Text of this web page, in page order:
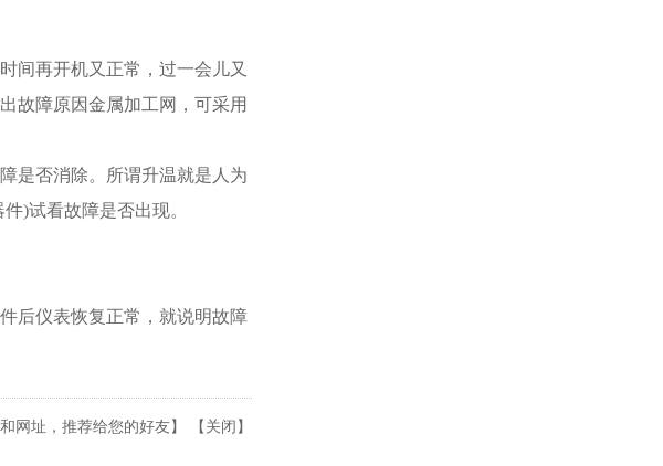
间再开机又正常，过一会儿又
故障原因金属加工网，可采用
是否消除。所谓升温就是人为
)试看故障是否出现。
后仪表恢复正常，就说明故障
网址，推荐给您的好友】 【 关闭 】